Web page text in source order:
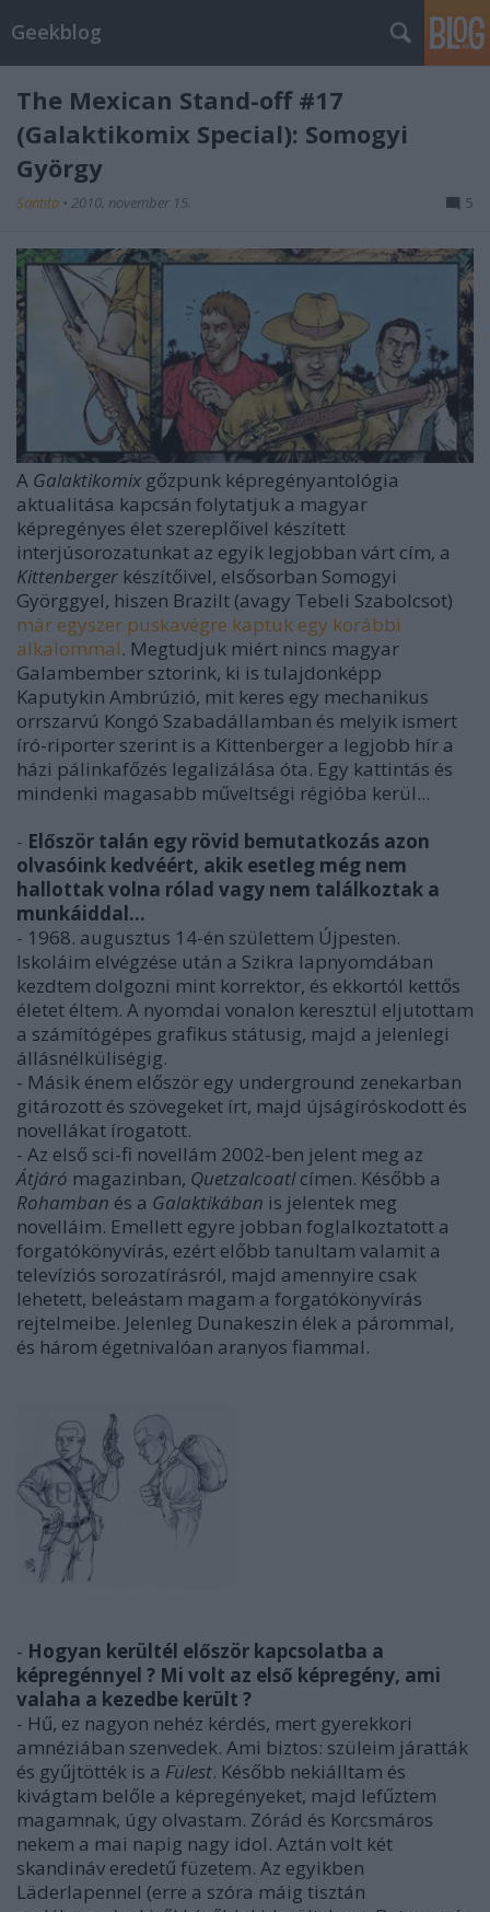
Geekblog
The Mexican Stand-off #17
(Galaktikomix Special): Somogyi
György
Santito • 2010. november 15. 5
A Galaktikomix gőzpunk képregényantológia
aktualitása kapcsán folytatjuk a magyar
képregényes élet szereplőivel készített
interjúsorozatunkat az egyik legjobban várt cím, a
Kittenberger készítőivel, elsősorban Somogyi
Györggyel, hiszen Brazilt (avagy Tebeli Szabolcsot)
már egyszer puskavégre kaptuk egy korábbi
alkalommal. Megtudjuk miért nincs magyar
Galambember sztorink, ki is tulajdonképp
Kaputykin Ambrúzió, mit keres egy mechanikus
orrszarvú Kongó Szabadállamban és melyik ismert
író-riporter szerint is a Kittenberger a legjobb hír a
házi pálinkafőzés legalizálása óta. Egy kattintás és
mindenki magasabb műveltségi régióba kerül...
- Először talán egy rövid bemutatkozás azon
olvasóink kedvéért, akik esetleg még nem
hallottak volna rólad vagy nem találkoztak a
munkáiddal…
- 1968. augusztus 14-én születtem Újpesten.
Iskoláim elvégzése után a Szikra lapnyomdában
kezdtem dolgozni mint korrektor, és ekkortól kettős
életet éltem. A nyomdai vonalon keresztül eljutottam
a számítógépes grafikus státusig, majd a jelenlegi
állásnélküliségig.
- Másik énem először egy underground zenekarban
gitározott és szövegeket írt, majd újságíróskodott és
novellákat írogatott.
- Az első sci-fi novellám 2002-ben jelent meg az
Átjáró magazinban, Quetzalcoatlcímen. Később a
Rohamban és a Galaktikában is jelentek meg
novelláim. Emellett egyre jobban foglalkoztatott a
forgatókönyvírás, ezért előbb tanultam valamit a
televíziós sorozatírásról, majd amennyire csak
lehetett, beleástam magam a forgatókönyvírás
rejtelmeibe. Jelenleg Dunakeszin élek a párommal,
és három égetnivalóan aranyos fiammal.
- Hogyan kerültél először kapcsolatba a
képregénnyel ? Mi volt az első képregény, ami
valaha a kezedbe került ?
- Hű, ez nagyon nehéz kérdés, mert gyerekkori
amnéziában szenvedek. Ami biztos: szüleim járatták
és gyűjtötték is a Fülest. Később nekiálltam és
kivágtam belőle a képregényeket, majd lefűztem
magamnak, úgy olvastam. Zórád és Korcsmáros
nekem a mai napig nagy idol. Aztán volt két
skandináv eredetű füzetem. Az egyikben
Läderlapennel (erre a szóra máig tisztán